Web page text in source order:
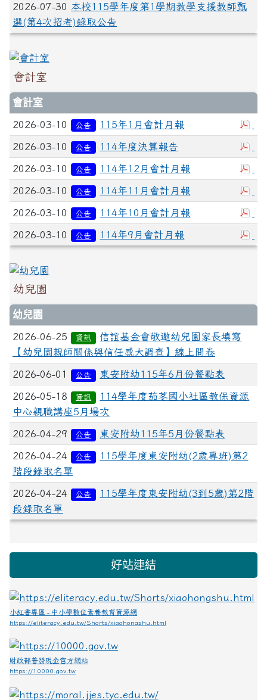
2026-07-30
本校115學年度第1學期教學支援教師甄
選(第4次招考)錄取公告
會計室
會計室
2026-03-10 公告 115年1月會計月報
2026-03-10 公告 114年度決算報告
2026-03-10 公告 114年12月會計月報
2026-03-10 公告 114年11月會計月報
2026-03-10 公告 114年10月會計月報
2026-03-10 公告 114年9月會計月報
幼兒園
幼兒園
2026-06-25 資訊
信誼基金會敬邀幼兒園家長填寫
【幼兒園親師關係與信任感大調查】線上問卷
2026-06-01 公告 東安附幼115年6月份餐點表
2026-05-18 資訊
114學年度茄苳國小社區教保資源
中心親職講座5月場次
2026-04-29 公告 東安附幼115年5月份餐點表
2026-04-24 公告
115學年度東安附幼(2歲專班)第2
階段錄取名單
2026-04-24 公告
115學年度東安附幼(3到5歲)第2階
段錄取名單
好站連結
小紅書專區 - 中小學數位素養教育資源網
https://eliteracy.edu.tw/Shorts/xiaohongshu.html
財政部普發現金官方網站
https://10000.gov.tw